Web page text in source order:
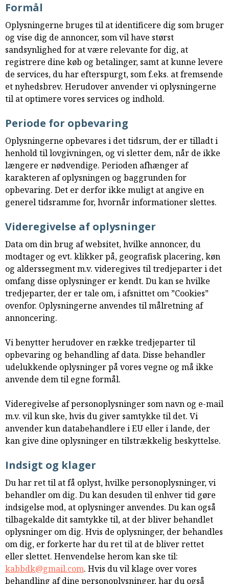
Formål
Oplysningerne bruges til at identificere dig som bruger
og vise dig de annoncer, som vil have størst
sandsynlighed for at være relevante for dig, at
registrere dine køb og betalinger, samt at kunne levere
de services, du har efterspurgt, som f.eks. at fremsende
et nyhedsbrev. Herudover anvender vi oplysningerne
til at optimere vores services og indhold.
Periode for opbevaring
Oplysningerne opbevares i det tidsrum, der er tilladt i
henhold til lovgivningen, og vi sletter dem, når de ikke
længere er nødvendige. Perioden afhænger af
karakteren af oplysningen og baggrunden for
opbevaring. Det er derfor ikke muligt at angive en
generel tidsramme for, hvornår informationer slettes.
Videregivelse af oplysninger
Data om din brug af websitet, hvilke annoncer, du
modtager og evt. klikker på, geografisk placering, køn
og alderssegment m.v. videregives til tredjeparter i det
omfang disse oplysninger er kendt. Du kan se hvilke
tredjeparter, der er tale om, i afsnittet om ”Cookies”
ovenfor. Oplysningerne anvendes til målretning af
annoncering.
Vi benytter herudover en række tredjeparter til
opbevaring og behandling af data. Disse behandler
udelukkende oplysninger på vores vegne og må ikke
anvende dem til egne formål.
Videregivelse af personoplysninger som navn og e-mail
m.v. vil kun ske, hvis du giver samtykke til det. Vi
anvender kun databehandlere i EU eller i lande, der
kan give dine oplysninger en tilstrækkelig beskyttelse.
Indsigt og klager
Du har ret til at få oplyst, hvilke personoplysninger, vi
behandler om dig. Du kan desuden til enhver tid gøre
indsigelse mod, at oplysninger anvendes. Du kan også
tilbagekalde dit samtykke til, at der bliver behandlet
oplysninger om dig. Hvis de oplysninger, der behandles
om dig, er forkerte har du ret til at de bliver rettet
eller slettet. Henvendelse herom kan ske til:
kabbdk@gmail.com. Hvis du vil klage over vores
behandling af dine personoplysninger, har du også